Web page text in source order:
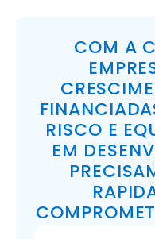
COM A
RISCO E
EM